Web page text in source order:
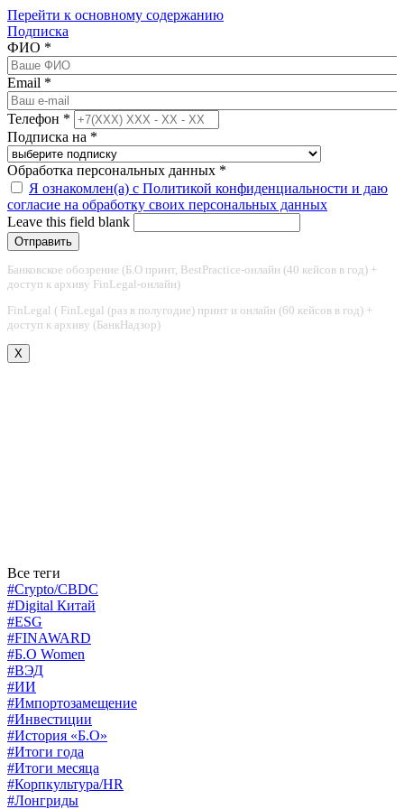
Перейти к основному содержанию
Подписка
ФИО *
Email *
Телефон *
Подписка на *
Обработка персональных данных *
Я ознакомлен(а) с Политикой конфиденциальности и даю
согласие на обработку своих персональных данных
Leave this field blank
Банковское обозрение (Б.О принт, BestPractice-онлайн (40 кейсов в год) +
доступ к архиву FinLegal-онлайн)
FinLegal ( FinLegal (раз в полугодие) принт и онлайн (60 кейсов в год) +
доступ к архиву (БанкНадзор)
X
Все теги
#Crypto/CBDC
#Digital Китай
#ESG
#FINAWARD
#Б.О Women
#ВЭД
#ИИ
#Импортозамещение
#Инвестиции
#История «Б.О»
#Итоги года
#Итоги месяца
#Корпкультура/HR
#Лонгриды